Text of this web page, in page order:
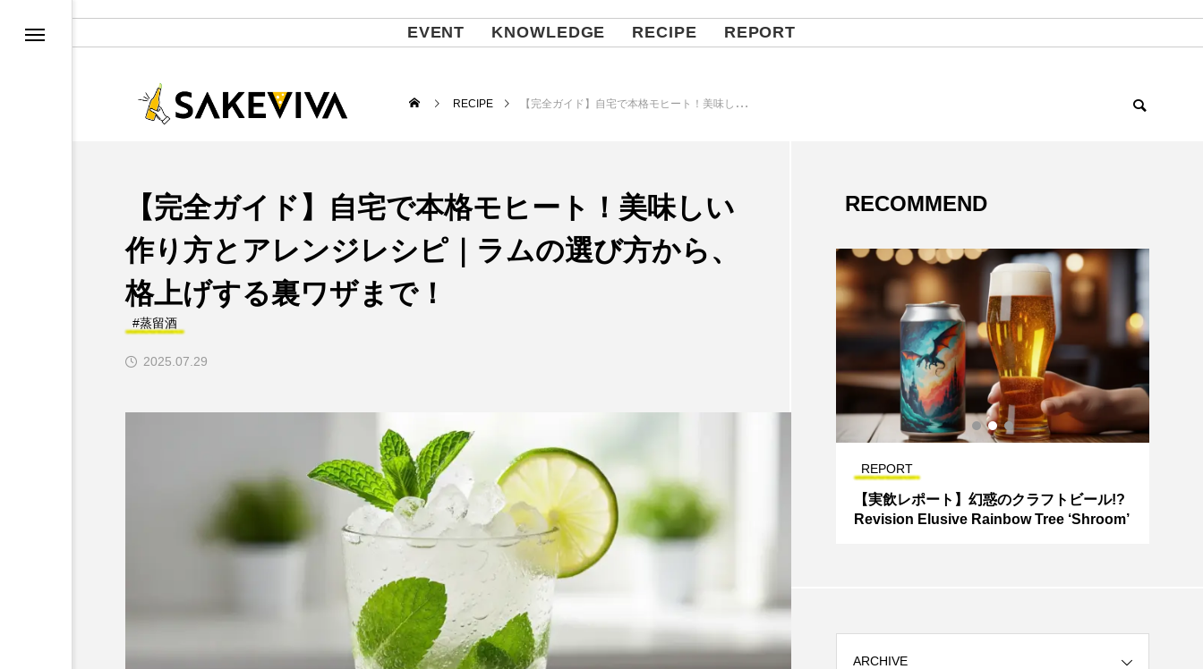
EVENT KNOWLEDGE RECIPE REPORT
RECIPE 【完全ガイド】自宅で本格モヒート！美味しい作り方とアレンジレシピ｜ラムの選び方から、格上げする裏ワザまで！
【完全ガイド】自宅で本格モヒート！美味しい
作り方とアレンジレシピ｜ラムの選び方から、
格上げする裏ワザまで！
#蒸留酒
2025.07.29
RECOMMEND
【実飲レポート】DEFTONES×BELCHIN
G BEAVER！可愛い顔して度数9%”Imperi
al Phantom Bride”の衝撃
RECIPE
保存版｜家ハイボール黄金比はこれ！格段
に美味しくするコツ
REPORT
【実飲レポート】幻惑のクラフトビール!?
Revision Elusive Rainbow Tree ‘Shroom’
ARCHIVE